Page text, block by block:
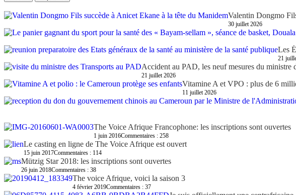
Valentin Dongmo
30 juillet 2026
Les
21
Accident au PAD, les neuf mesures du ministre
21 juillet 2026
Vitamine A et VPO : plus de 6
11 juillet 2026
The Voice Afrique Francophone: les inscriptions sont ouvertes
1 juin 2016Commentaires : 258
Le casting en ligne de The Voice Afrique est ouvert
15 juin 2017Commentaires : 114
Mützig Star 2018: les inscriptions sont ouvertes
26 juin 2018Commentaires : 38
The voice Afrique, voici la saison 3
4 février 2019Commentaires : 37